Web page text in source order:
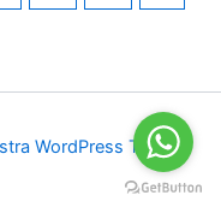
WordPress Theme